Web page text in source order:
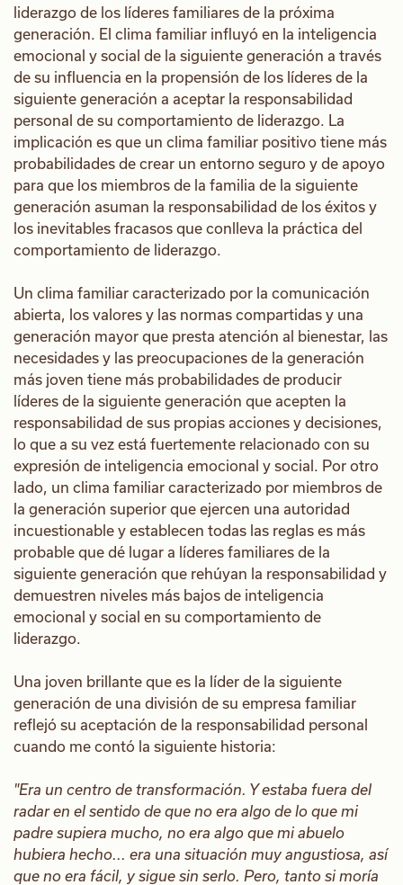
liderazgo de los líderes familiares de la próxima
generación. El clima familiar influyó en la inteligencia
emocional y social de la siguiente generación a través
de su influencia en la propensión de los líderes de la
siguiente generación a aceptar la responsabilidad
personal de su comportamiento de liderazgo. La
implicación es que un clima familiar positivo tiene más
probabilidades de crear un entorno seguro y de apoyo
para que los miembros de la familia de la siguiente
generación asuman la responsabilidad de los éxitos y
los inevitables fracasos que conlleva la práctica del
comportamiento de liderazgo.
Un clima familiar caracterizado por la comunicación
abierta, los valores y las normas compartidas y una
generación mayor que presta atención al bienestar, las
necesidades y las preocupaciones de la generación
más joven tiene más probabilidades de producir
líderes de la siguiente generación que acepten la
responsabilidad de sus propias acciones y decisiones,
lo que a su vez está fuertemente relacionado con su
expresión de inteligencia emocional y social. Por otro
lado, un clima familiar caracterizado por miembros de
la generación superior que ejercen una autoridad
incuestionable y establecen todas las reglas es más
probable que dé lugar a líderes familiares de la
siguiente generación que rehúyan la responsabilidad y
demuestren niveles más bajos de inteligencia
emocional y social en su comportamiento de
liderazgo.
Una joven brillante que es la líder de la siguiente
generación de una división de su empresa familiar
reflejó su aceptación de la responsabilidad personal
cuando me contó la siguiente historia:
"Era un centro de transformación. Y estaba fuera del
radar en el sentido de que no era algo de lo que mi
padre supiera mucho, no era algo que mi abuelo
hubiera hecho... era una situación muy angustiosa, así
que no era fácil, y sigue sin serlo. Pero, tanto si moría